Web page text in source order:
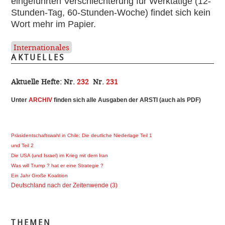
Stunden-Tag, 60-Stunden-Woche) findet sich kein
Wort mehr im Papier.
Internationales
AKTUELLES
Aktuelle Hefte: Nr.232 Nr.231
UnterARCHIV finden sich alle Ausgaben der ARSTI (auch als PDF)
Präsidentschaftswahl in Chile: Die deutliche Niederlage Teil 1
und Teil 2
Die USA (und Israel) im Krieg mit dem Iran
Was will Trump ? hat er eine Strategie ?
Ein Jahr Große Koalition
Deutschland nach der Zeitenwende (3)
THEMEN